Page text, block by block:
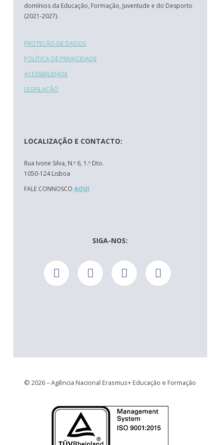
domínios da Educação, Formação, Juventude e do Desporto
(2021-2027).
PROTEÇÃO DE DADOS
POLÍTICA DE PRIVACIDADE
ACESSIBILIDADE
LEGISLAÇÃO
LOCALIZAÇÃO E CONTACTO:
Rua Ivone Silva, N.º 6, 1.º Dto.
1050-124 Lisboa
FALE CONNOSCO AQUI
SIGA-NOS:
© 2026 – Agência Nacional Erasmus+ Educação e Formação